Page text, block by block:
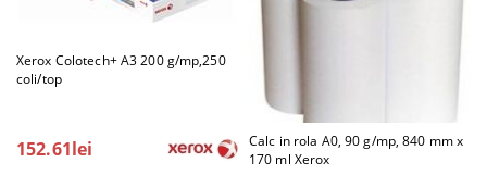
Xerox Colotech+ A3 200 g/mp,250
coli/top
152.61lei
Calc in rola A0, 90 g/mp, 840 mm x
170 ml Xerox